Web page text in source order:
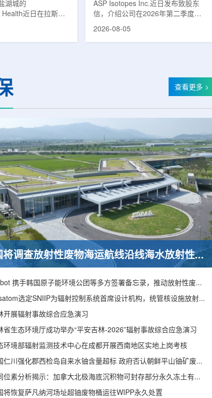
CT和直线加
湖城的
近日在拉斯维
一座新的门诊诊所。
式开放。该诊所整合
斯维加斯谷多个地点
绍，诊所服务范围包
素浓缩设施推进商业生产
ASP Isotopes Inc.近日发布致股东
信，介绍公司在2026年第二季度财
务业绩公布前各业务板块的运营进
相关业务通常与放射性药物制备、分
子影像和核医学诊断应用密切相关。
入商业生产前的最后阶段，预计将在
2026年下半年交...
2026-08-05
查看更多 >
韩国将调查放射性废物海运航线沿线海水放射性水平
Clobot 携手韩国原子能环境公团等多方签署备忘录，推动放射性废物安全管理多机型机器人示范
Rosatom选定SNIIP为辐射控制系统首席设计机构，统管核设施放射仪表标准化与进口替代保障
开展辐射事故综合应急演习
省生态环境厅成功举办“平安吉林-2026”辐射事故综合应急演习
环境部辐射监测技术中心在成都开展西南地区实地上岗考核
韩国仁川强化郡西检岛自来水铀含量超标 政府否认朝鲜平山铀矿废水影响
碳同位素分析揭示：加拿大北极海底沉积物可封存部分永久冻土有机碳
将恢复萨凡纳河场址超铀废物桶运往WIPP永久处置